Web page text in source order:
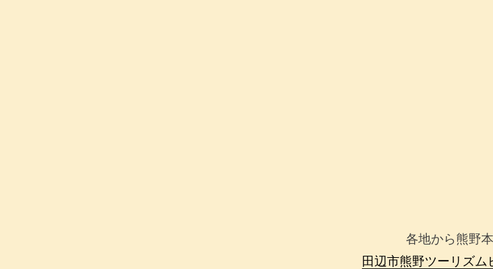
各地から熊野
田辺市熊野ツーリズム